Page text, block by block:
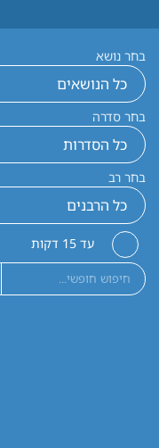
בחר נושא
בחר סדרה
בחר רב
עד 15 דקות